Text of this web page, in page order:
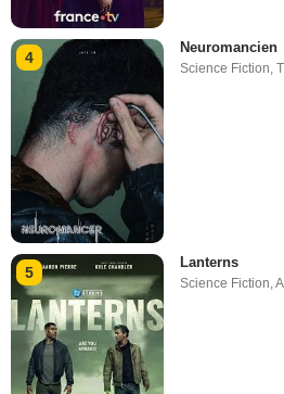
4
Neuromancien
Science Fiction,
5
Lanterns
Science Fiction,